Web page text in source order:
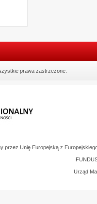
prawa zastrzeżone.
przez Unię Europejską z
Urząd